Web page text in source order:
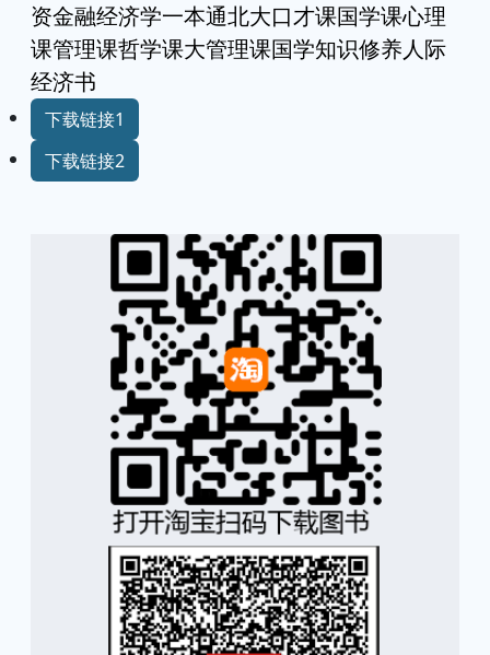
资金融经济学一本通北大口才课国学课心理
课管理课哲学课大管理课国学知识修养人际
经济书
下载链接1
下载链接2